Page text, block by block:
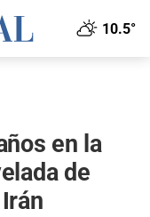
10.5°
en la
de